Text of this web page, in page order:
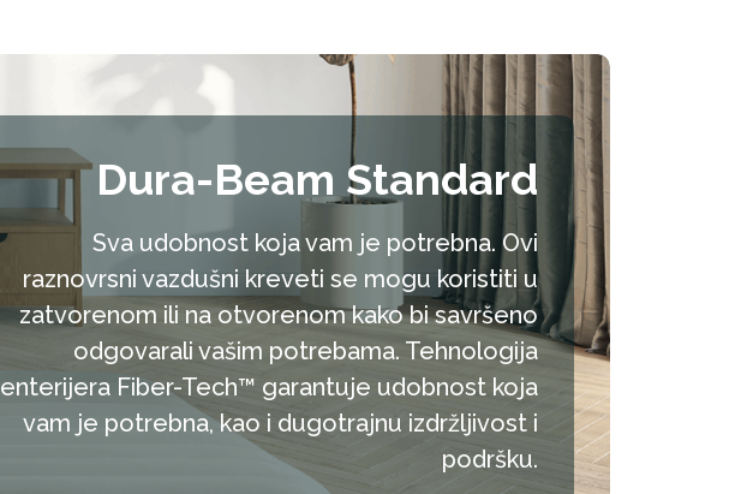
Dura-Beam Standard
Sva udobnost koja vam je potrebna. Ovi
raznovrsni vazdušni kreveti se mogu koristiti u
zatvorenom ili na otvorenom kako bi savršeno
odgovarali vašim potrebama. Tehnologija
enterijera Fiber-Tech™ garantuje udobnost koja
vam je potrebna, kao i dugotrajnu izdržljivost i
podršku.